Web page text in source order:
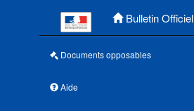
Bulletin Officiel
Documents opposables
Aide